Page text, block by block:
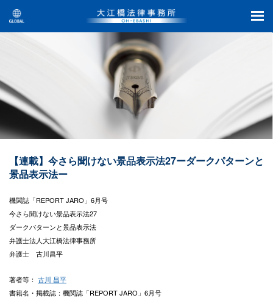
【連載】今さら聞けない景品表示法27ーダークパターンと
景品表示法ー
機関誌「REPORT JARO」6月号
今さら聞けない景品表示法27
ダークパターンと景品表示法
弁護士法人大江橋法律事務所
弁護士 古川昌平
著者等： 古川 昌平
書籍名・掲載誌：機関誌「REPORT JARO」6月号